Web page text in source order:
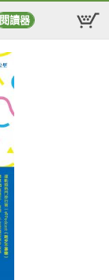
閱讀器